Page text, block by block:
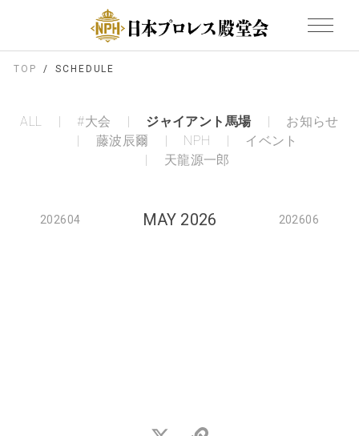
TOP SCHEDULE
ALL #大会 ジャイアント馬場
お知らせ
藤波辰爾
NPH
イベント
天龍源一郎
202604 MAY 2026 202606